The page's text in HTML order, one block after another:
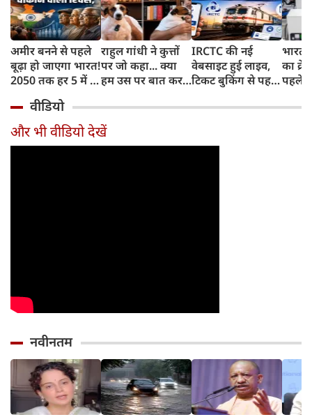
अमीर बनने से पहले
बूढ़ा हो जाएगा भारत!
2050 तक हर 5 में 1
साल से ज्यादा उम्र का
राहुल गांधी ने कुत्तों
पर जो कहा... क्या
हम उस पर बात कर
IRCTC की नई
वेबसाइट हुई लाइव,
टिकट बुकिंग से पहले
काम, जानें पूरा
भारत
का
पहले
और
वीडियो
और भी वीडियो देखें
नवीनतम